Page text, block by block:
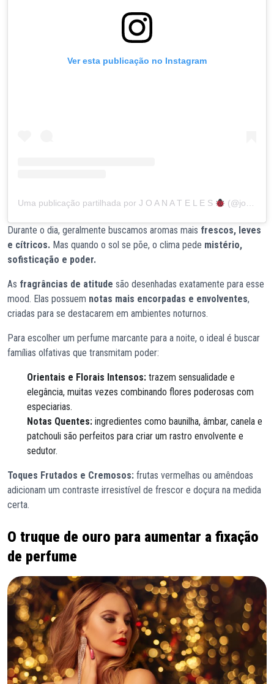
Ver esta publicação no Instagram
Uma publicação partilhada por J O A N A T E L E S (@joanateles)
Durante o dia, geralmente buscamos aromas mais frescos, leves
e cítricos. Mas quando o sol se põe, o clima pede mistério,
sofisticação e poder.
As fragrâncias de atitude são desenhadas exatamente para esse
mood. Elas possuem notas mais encorpadas e envolventes,
criadas para se destacarem em ambientes noturnos.
Para escolher um perfume marcante para a noite, o ideal é buscar
famílias olfativas que transmitam poder:
Orientais e Florais Intensos: trazem sensualidade e
elegância, muitas vezes combinando flores poderosas com
especiarias.
Notas Quentes: ingredientes como baunilha, âmbar, canela e
patchouli são perfeitos para criar um rastro envolvente e
sedutor.
Toques Frutados e Cremosos: frutas vermelhas ou amêndoas
adicionam um contraste irresistível de frescor e doçura na medida
certa.
O truque de ouro para aumentar a fixação
de perfume